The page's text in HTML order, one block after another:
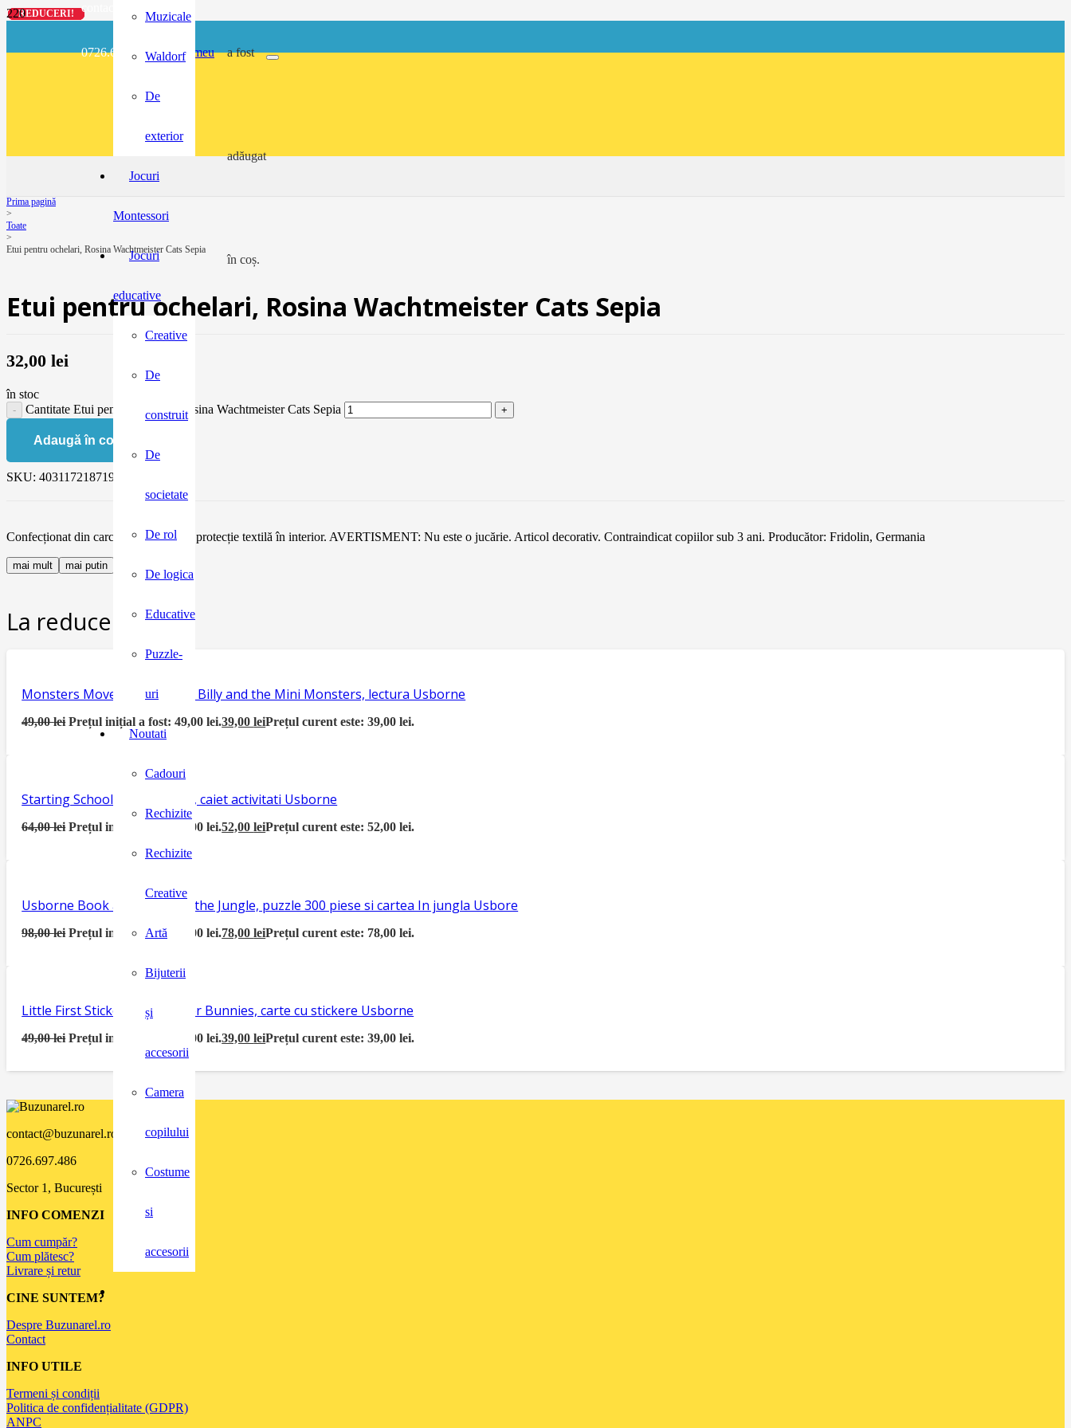
contact@buzunarel.ro
0726.697.486 meu a fost
adăugat
în coș.
Muzicale
Waldorf
De
exterior
Jocuri
Montessori
Jocuri
educative
Creative
De
construit
De
societate
De rol
De logica
Educative
Puzzle-
uri
Noutati
Cadouri
Rechizite
Rechizite
Creative
Artă
Bijuterii
și
accesorii
Camera
copilului
Costume
si
accesorii
Prima pagină
>
Toate
>
Etui pentru ochelari, Rosina Wachtmeister Cats Sepia
Etui pentru ochelari, Rosina Wachtmeister Cats Sepia
32,00 lei
în stoc
Cantitate Etui pentru ochelari, Rosina Wachtmeister Cats Sepia
Adaugă în coș
SKU: 4031172187196
Confecționat din carcasă metalică, cu protecție textilă în interior. AVERTISMENT: Nu este o jucărie. Articol decorativ. Contraindicat copiilor sub 3 ani. Producător: Fridolin, Germania
mai mult mai putin
La reducere:
REDUCERI!
Monsters Move House, seria Billy and the Mini Monsters, lectura Usborne
49,00lei Prețul inițial a fost: 49,00 lei.39,00leiPrețul curent este: 39,00 lei.
REDUCERI!
Starting School Activity Book, caiet activitati Usborne
64,00lei Prețul inițial a fost: 64,00 lei.52,00leiPrețul curent este: 52,00 lei.
REDUCERI!
Usborne Book and Jigsaw In the Jungle, puzzle 300 piese si cartea In jungla Usbore
98,00lei Prețul inițial a fost: 98,00 lei.78,00leiPrețul curent este: 78,00 lei.
REDUCERI!
Little First Sticker Book Easter Bunnies, carte cu stickere Usborne
49,00lei Prețul inițial a fost: 49,00 lei.39,00leiPrețul curent este: 39,00 lei.
contact@buzunarel.ro
0726.697.486
Sector 1, București
INFO COMENZI
Cum cumpăr?
Cum plătesc?
Livrare și retur
CINE SUNTEM?
Despre Buzunarel.ro
Contact
INFO UTILE
Termeni și condiții
Politica de confidențialitate (GDPR)
ANPC